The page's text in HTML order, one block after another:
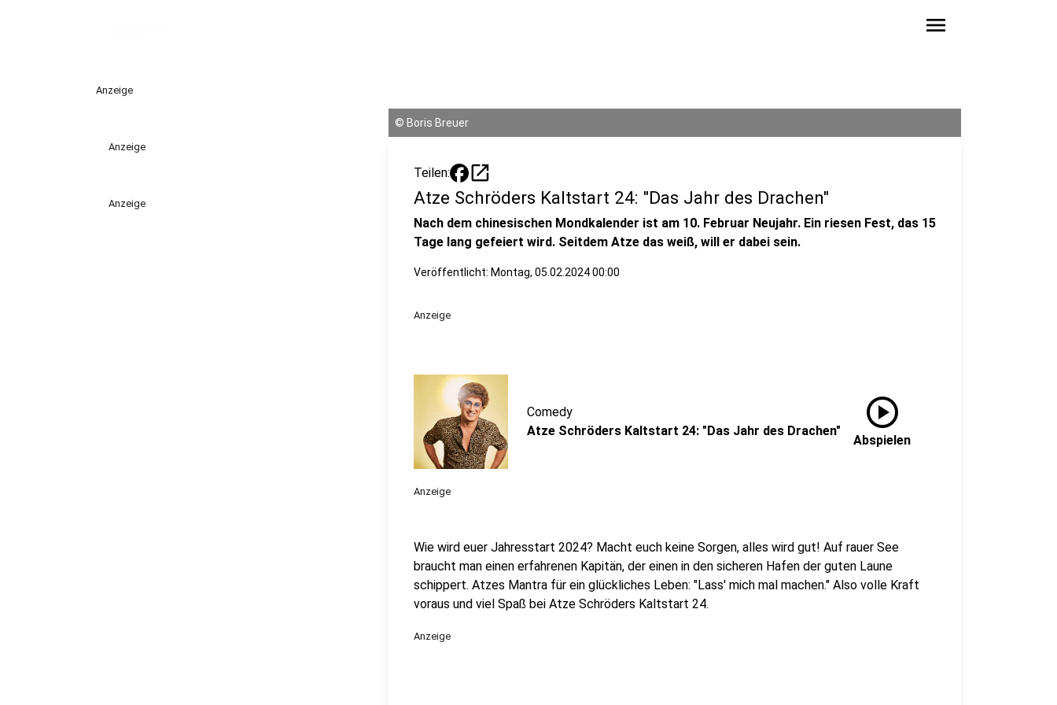
menu
Anzeige
Anzeige
Anzeige
© Boris Breuer
Teilen: open_in_new
Atze Schröders Kaltstart 24: "Das Jahr des Drachen"
Nach dem chinesischen Mondkalender ist am 10. Februar Neujahr. Ein riesen Fest, das 15
Tage lang gefeiert wird. Seitdem Atze das weiß, will er dabei sein.
Veröffentlicht: Montag, 05.02.2024 00:00
Anzeige
Comedy
Atze Schröders Kaltstart 24: "Das Jahr des Drachen"
play_circle
Abspielen
Anzeige
Wie wird euer Jahresstart 2024? Macht euch keine Sorgen, alles wird gut! Auf rauer See
braucht man einen erfahrenen Kapitän, der einen in den sicheren Hafen der guten Laune
schippert. Atzes Mantra für ein glückliches Leben: "Lass' mich mal machen." Also volle Kraft
voraus und viel Spaß bei Atze Schröders Kaltstart 24.
Anzeige